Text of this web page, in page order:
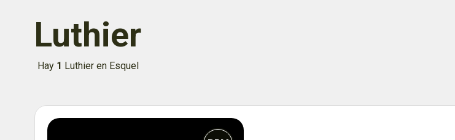
Luthier
Hay 1 Luthier en Esquel